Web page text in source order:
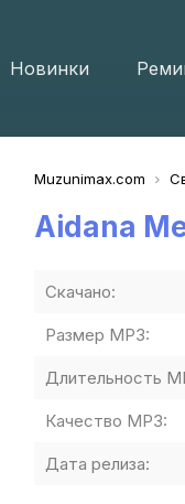
Новинки
Muzunimax.com
Aidana
Скачано:
Размер MP3:
Длительность
Качество MP3:
Дата релиза: